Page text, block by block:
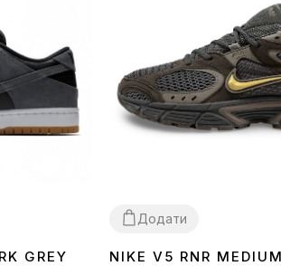
GREY
Додати
NIKE V5 RNR